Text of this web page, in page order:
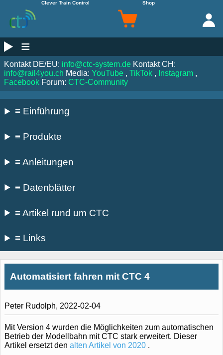
Clever Train Control Shop
≡
Kontakt DE/EU: info@ctc-system.de Kontakt CH:
info@rail4you.ch Media: YouTube , TikTok , Instagram ,
Facebook Forum: CTC-Community
≡ Einführung
≡ Produkte
≡ Anleitungen
≡ Datenblätter
≡ Artikel rund um CTC
≡ Links
Automatisiert fahren mit CTC 4
Peter Rudolph, 2022-02-04
Mit Version 4 wurden die Möglichkeiten zum automatischen
Betrieb der Modellbahn mit CTC stark erweitert. Dieser
Artikel ersetzt den alten Artikel von 2020 .